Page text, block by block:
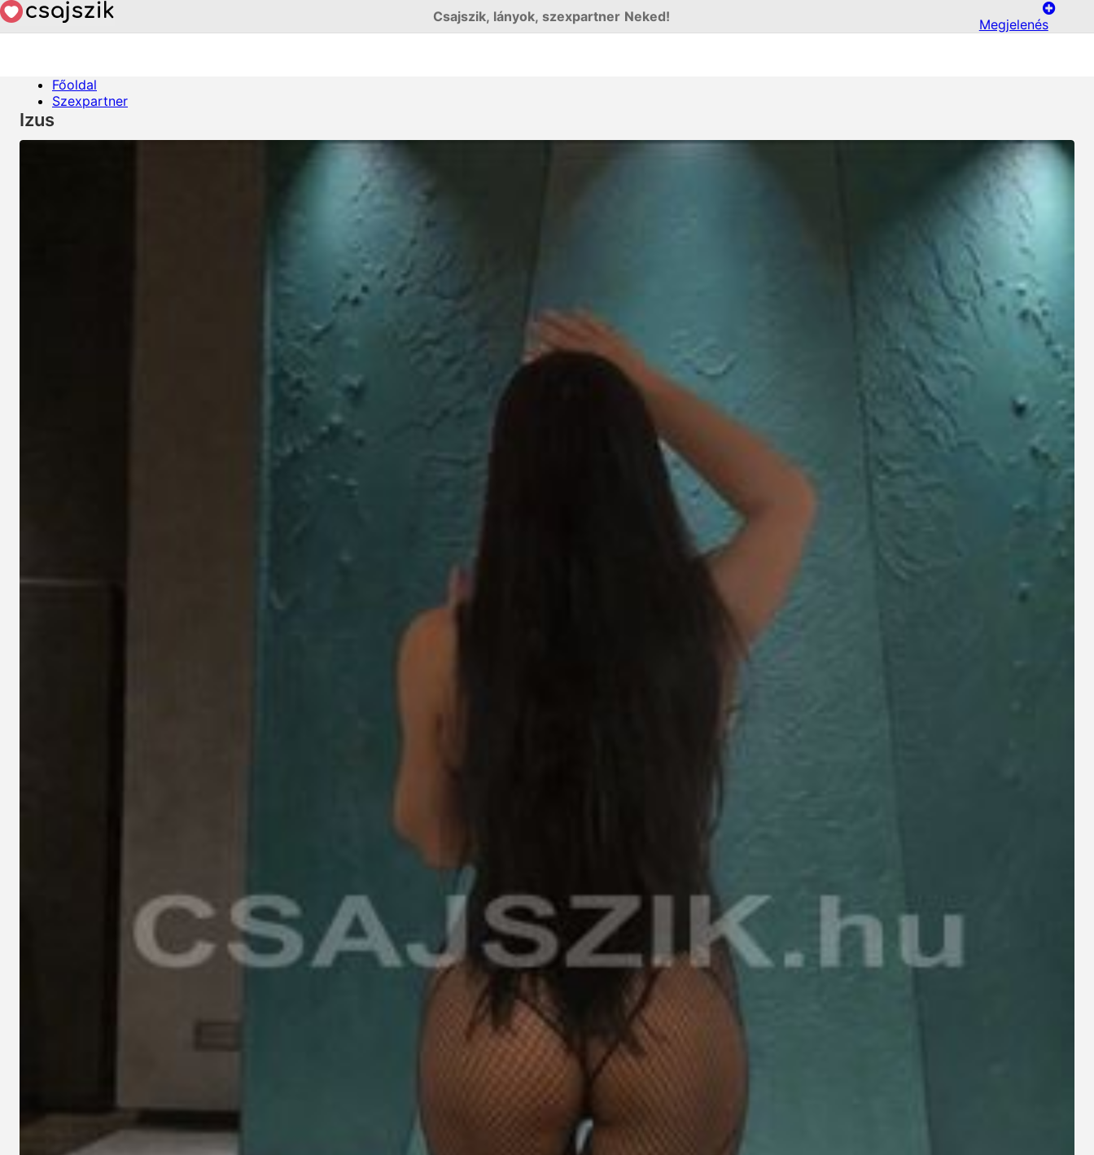
Csajszik, lányok, szexpartner Neked! Megjelenés
Főoldal
Szexpartner
Izus